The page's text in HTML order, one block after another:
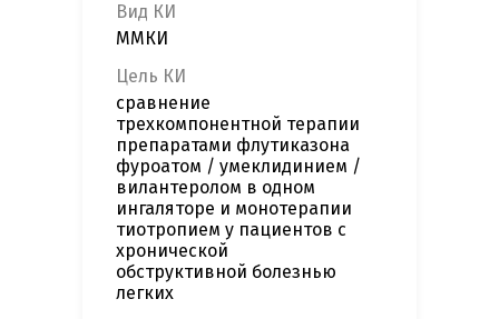
Вид КИ
ММКИ
Цель КИ
сравнение
трехкомпонентной терапии
препаратами флутиказона
фуроатом / умеклидинием /
вилантеролом в одном
ингаляторе и монотерапии
тиотропием у пациентов с
хронической
обструктивной болезнью
легких